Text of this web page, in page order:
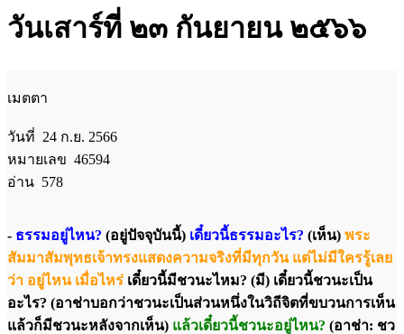
วันเสาร์ที่ ๒๓ กันยายน ๒๕๖๖
เมตตา
วันที่ 24 ก.ย. 2566
หมายเลข 46594
อ่าน 578
- ธรรมอยู่ไหน? (อยู่ปัจจุบันนี้) เดี๋ยวนี้ธรรมอะไร? (เห็น) พระ
สัมมาสัมพุทธเจ้าทรงแสดงความจริงที่มีทุกวัน แต่ไม่มีใครรู้เลย
ว่า อยู่ไหน เมื่อไหร่ เดี๋ยวนี้มีชวนะไหม? (มี) เดี๋ยวนี้ชวนะเป็น
อะไร? (อาช่าบอกว่าชวนะเป็นส่วนหนึ่งในวิถีจิตที่ขบวนการเห็น
แล้วก็มีชวนะหลังจากเห็น) แล้วเดี๋ยวนี้ชวนะอยู่ไหน? (อาช่า: ชว